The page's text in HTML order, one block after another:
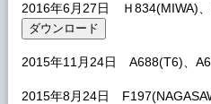
2016年6月27日 Ｈ834(MIWA)
2015年11月24日 A688(T6)、
2015年8月24日